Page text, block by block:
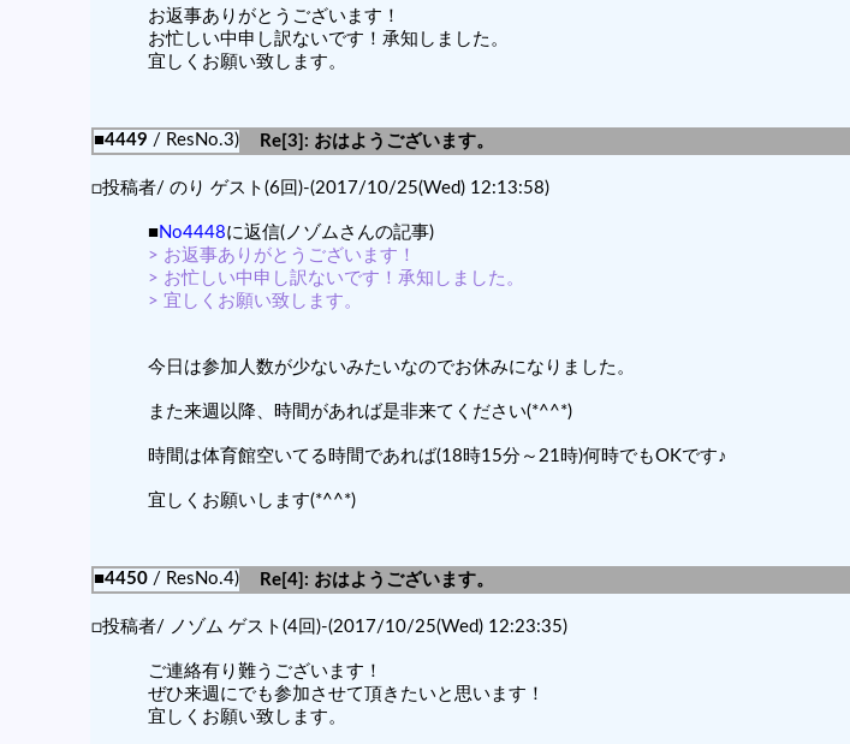
お返事ありがとうございます！
お忙しい中申し訳ないです！承知しました。
宜しくお願い致します。
■4449 / ResNo.3)
Re[3]: おはようございます。
□投稿者/ のり ゲスト(6回)-(2017/10/25(Wed) 12:13:58)
■No4448に返信(ノゾムさんの記事)
> お返事ありがとうございます！
> お忙しい中申し訳ないです！承知しました。
> 宜しくお願い致します。
今日は参加人数が少ないみたいなのでお休みになりました。
また来週以降、時間があれば是非来てください(*^^*)
時間は体育館空いてる時間であれば(18時15分～21時)何時でもOKです♪
宜しくお願いします(*^^*)
■4450/ ResNo.4)
Re[4]: おはようございます。
□投稿者/ ノゾム ゲスト(4回)-(2017/10/25(Wed) 12:23:35)
ご連絡有り難うございます！
ぜひ来週にでも参加させて頂きたいと思います！
宜しくお願い致します。